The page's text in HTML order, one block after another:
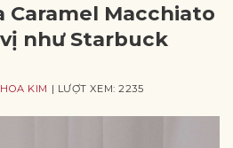
Caramel Macchiato
như Starbuck
KIM | LƯỢT XEM: 2235